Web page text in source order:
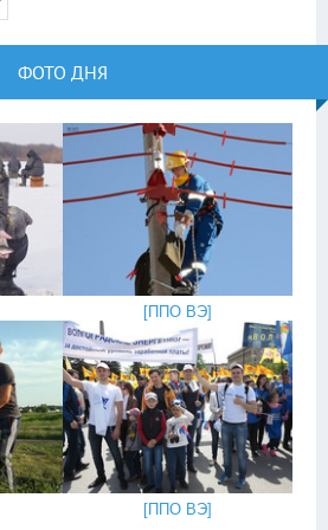
ФОТО ДНЯ
[ППО ВЭ]
[ППО ВЭ]